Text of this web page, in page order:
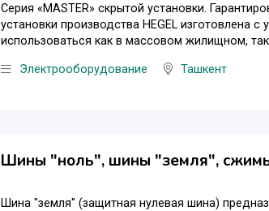
Серия «MASTER» скрытой установки.
установки производства HEGEL
использоваться как в массовом жилищном, так
Электрооборудование Ташкент
Шины "ноль", шины "земля",
Шина "земля" (защитная нулевая шина)